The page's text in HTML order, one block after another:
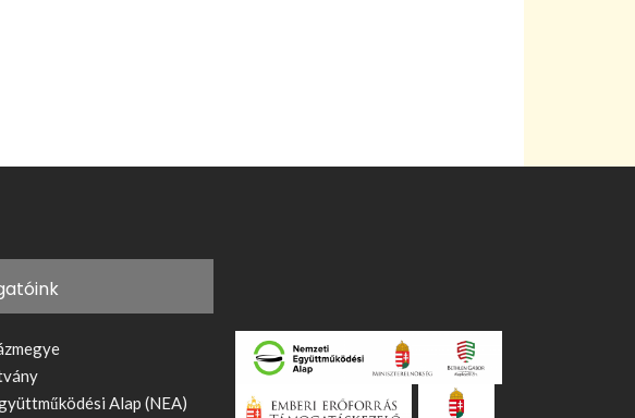
Alap (NEA)